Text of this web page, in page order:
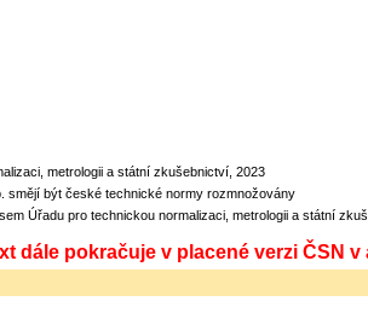
metrologii a státní zkušebnictví, 2023
smějí být české technické normy rozmnožovány
Úřadu pro technickou normalizaci, metrologii a státní
dále pokračuje v placené verzi ČSN